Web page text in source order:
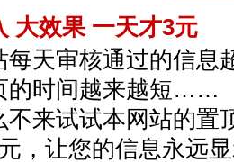
大效果 一天才3元
每天审核通过的信息
的时间越来越短……
不来试试本网站的置
，让您的信息永远